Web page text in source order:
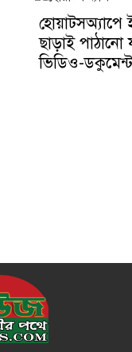
হোয়াটসঅ্যাপে
ছাড়াই পাঠানো
ভিডিও-